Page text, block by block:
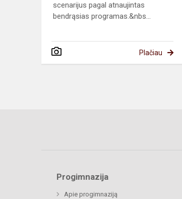
scenarijus pagal atnaujintas
bendrąsias programas.&nbs...
Plačiau
Progimnazija
Apie progimnaziją